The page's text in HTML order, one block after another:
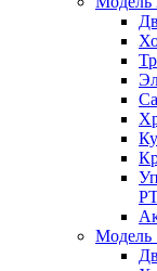
Модель